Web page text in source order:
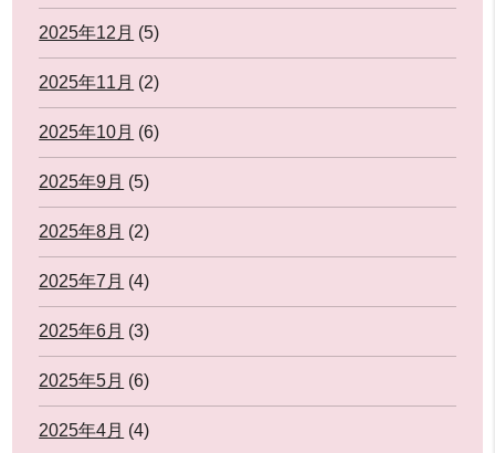
2025年12月 (5)
2025年11月 (2)
2025年10月 (6)
2025年9月 (5)
2025年8月 (2)
2025年7月 (4)
2025年6月 (3)
2025年5月 (6)
2025年4月 (4)